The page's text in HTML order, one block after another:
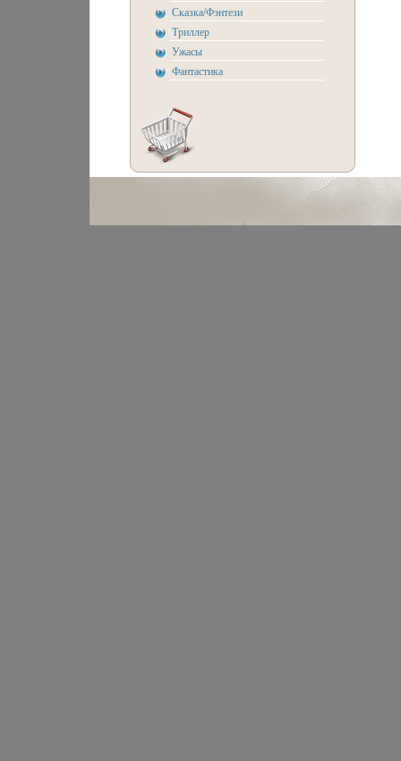
Сказка/Фэнтези
Триллер
Ужасы
Фантастика